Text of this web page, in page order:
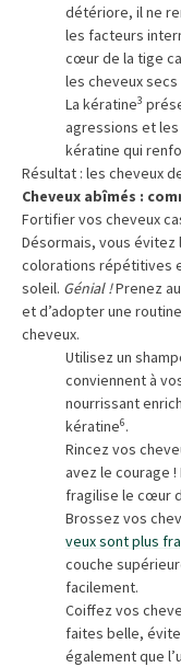
détériore, il ne
les facteurs
cœur de la tige
les cheveux
La kératine3
agressions et les
kératine qui
Résultat : les cheveux
Cheveux abîmés :
Fortifiervos cheveux
Désormais, vous
colorations répétitives
soleil. Génial !Prenez
et d’adopter une
cheveux.
Utilisez un
conviennent à
nourrissant
kératine6.
Rincez vos
avez le courage !
fragilise le cœur
Brossez vos
veux sont plus
couche
facilement.
Coiffez vos
faites belle,
également que